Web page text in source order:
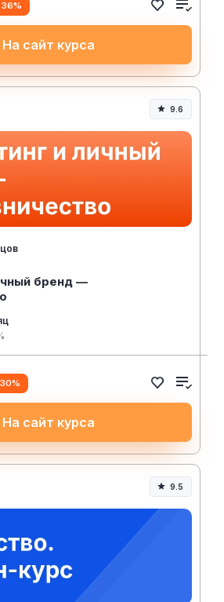
На сайт курса
9.6
бренд —
На сайт курса
9.5